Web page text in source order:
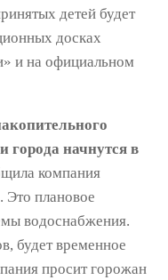
детей будет
досках
и на официальном
города начнутся в
компания
Это плановое
водоснабжения.
будет временное
просит горожан